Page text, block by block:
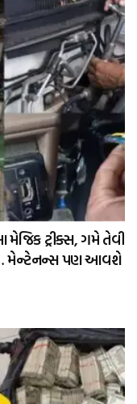
ટ્રીક્સ, ગમે તેવી
મેન્ટેનન્સ પણ આવશે